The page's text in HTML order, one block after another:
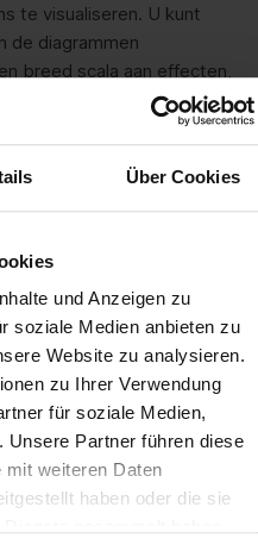
Über Cookies
und Anzeigen zu
soziale Medien anbieten zu
Website zu analysieren.
zu Ihrer Verwendung
für soziale Medien,
Unsere Partner führen diese
weiteren Daten
haben oder die sie
te visualiseren. U kunt
de diagrammen
breed scala aan effecten,
door Microsoft
in real-time te gebruiken.
van uw diagrammen
wordt uw
branche:Visio biedt
voor visuele
alle branches. Of het nu
de vastgoedsector,
of stroomschema's
- de mogelijkheden zijn